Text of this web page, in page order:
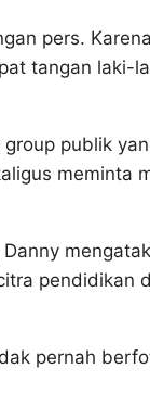
pers. Karena
tangan laki-
publik
meminta
pendidikan
pernah